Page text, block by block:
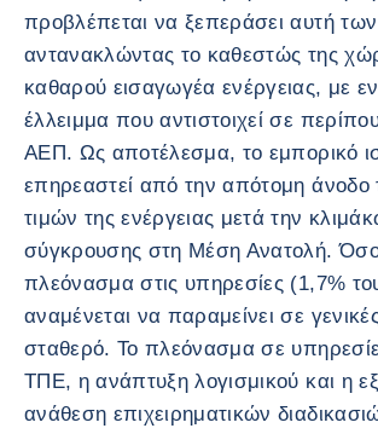
προβλέπεται να ξεπεράσει αυτή
αντανακλώντας το καθεστώς της
καθαρού εισαγωγέα ενέργειας, με
έλλειμμα που αντιστοιχεί σε
ΑΕΠ. Ως αποτέλεσμα, το εμπορικό
επηρεαστεί από την απότομη άνοδο
τιμών της ενέργειας μετά την
σύγκρουσης στη Μέση Ανατολή.
πλεόνασμα στις υπηρεσίες (1,7%
αναμένεται να παραμείνει σε
σταθερό. Το πλεόνασμα σε
ΤΠΕ, η ανάπτυξη λογισμικού και η
ανάθεση επιχειρηματικών